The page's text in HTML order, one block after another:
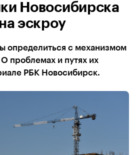
Новосибирска
эскроу
определиться с механизмом
проблемах и путях их
РБК Новосибирск.